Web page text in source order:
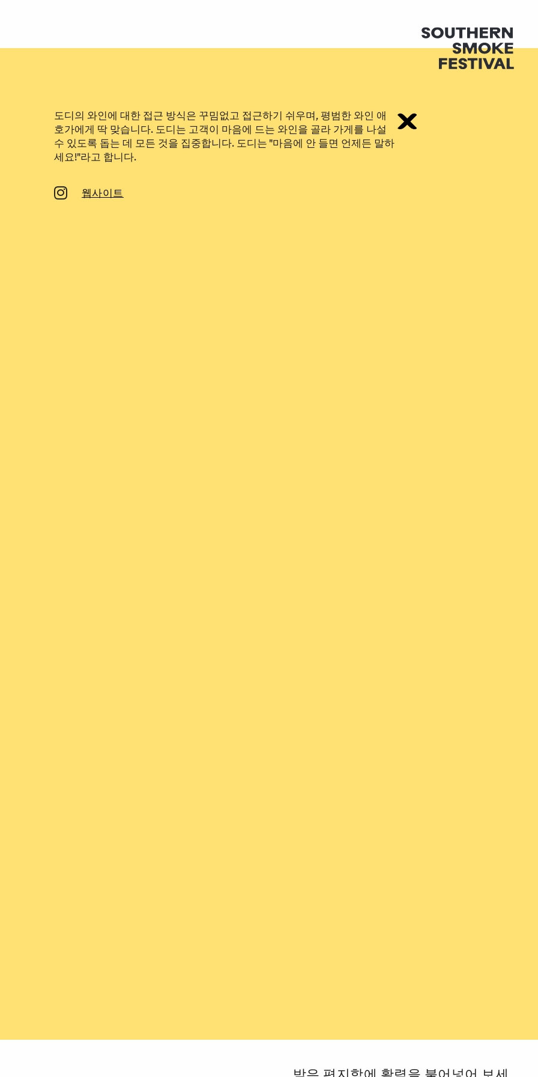
도디의 와인에 대한 접근 방식은 꾸밈없고 접근하기 쉬우며, 평범한 와인 애
호가에게 딱 맞습니다. 도디는 고객이 마음에 드는 와인을 골라 가게를 나설
수 있도록 돕는 데 모든 것을 집중합니다. 도디는 "마음에 안 들면 언제든 말하
세요!"라고 합니다.
웹사이트